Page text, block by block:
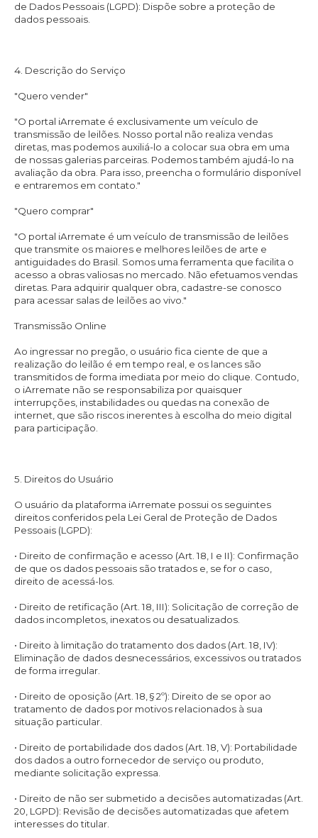
de Dados Pessoais (LGPD): Dispõe sobre a proteção de
dados pessoais.
4. Descrição do Serviço
"Quero vender"
"O portal iArremate é exclusivamente um veículo de
transmissão de leilões. Nosso portal não realiza vendas
diretas, mas podemos auxiliá-lo a colocar sua obra em uma
de nossas galerias parceiras. Podemos também ajudá-lo na
avaliação da obra. Para isso, preencha o formulário disponível
e entraremos em contato."
"Quero comprar"
"O portal iArremate é um veículo de transmissão de leilões
que transmite os maiores e melhores leilões de arte e
antiguidades do Brasil. Somos uma ferramenta que facilita o
acesso a obras valiosas no mercado. Não efetuamos vendas
diretas. Para adquirir qualquer obra, cadastre-se conosco
para acessar salas de leilões ao vivo."
Transmissão Online
Ao ingressar no pregão, o usuário fica ciente de que a
realização do leilão é em tempo real, e os lances são
transmitidos de forma imediata por meio do clique. Contudo,
o iArremate não se responsabiliza por quaisquer
interrupções, instabilidades ou quedas na conexão de
internet, que são riscos inerentes à escolha do meio digital
para participação.
5. Direitos do Usuário
O usuário da plataforma iArremate possui os seguintes
direitos conferidos pela Lei Geral de Proteção de Dados
Pessoais (LGPD):
• Direito de confirmação e acesso (Art. 18, I e II): Confirmação
de que os dados pessoais são tratados e, se for o caso,
direito de acessá-los.
• Direito de retificação (Art. 18, III): Solicitação de correção de
dados incompletos, inexatos ou desatualizados.
• Direito à limitação do tratamento dos dados (Art. 18, IV):
Eliminação de dados desnecessários, excessivos ou tratados
de forma irregular.
• Direito de oposição (Art. 18, § 2º): Direito de se opor ao
tratamento de dados por motivos relacionados à sua
situação particular.
• Direito de portabilidade dos dados (Art. 18, V): Portabilidade
dos dados a outro fornecedor de serviço ou produto,
mediante solicitação expressa.
• Direito de não ser submetido a decisões automatizadas (Art.
20, LGPD): Revisão de decisões automatizadas que afetem
interesses do titular.